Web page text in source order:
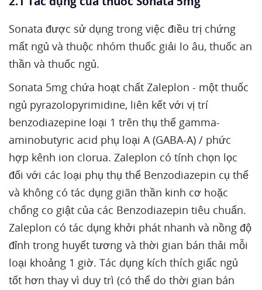
Sonata được sử dụng trong việc điều trị chứng
mất ngủ và thuộc nhóm thuốc giải lo âu, thuốc an
thần và thuốc ngủ.
Sonata 5mg chứa hoạt chất Zaleplon - một thuốc
ngủ pyrazolopyrimidine, liên kết với vị trí
benzodiazepine loại 1 trên thụ thể gamma-
aminobutyric acid phụ loại A (GABA-A) / phức
hợp kênh ion clorua. Zaleplon có tính chọn lọc
đối với các loại phụ thụ thể Benzodiazepin cụ thể
và không có tác dụng giãn thần kinh cơ hoặc
chống co giật của các Benzodiazepin tiêu chuẩn.
Zaleplon có tác dụng khởi phát nhanh và nồng độ
đỉnh trong huyết tương và thời gian bán thải mỗi
loại khoảng 1 giờ. Tác dụng kích thích giấc ngủ
tốt hơn thay vì duy trì (có thể do thời gian bán